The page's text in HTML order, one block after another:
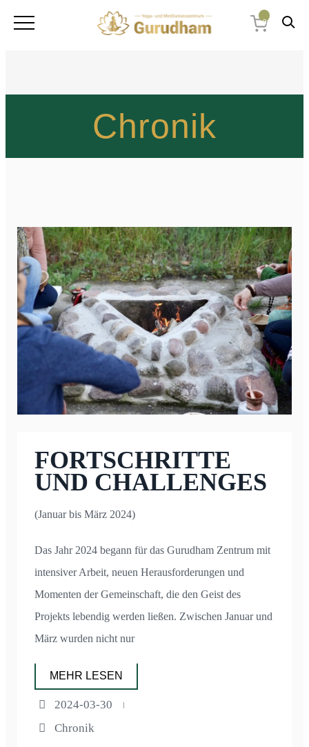
0
Chronik
FORTSCHRITTE
UND CHALLENGES
(Januar bis März 2024)
Das Jahr 2024 begann für das Gurudham Zentrum mit
intensiver Arbeit, neuen Herausforderungen und
Momenten der Gemeinschaft, die den Geist des
Projekts lebendig werden ließen. Zwischen Januar und
März wurden nicht nur
MEHR LESEN
2024-03-30
Chronik